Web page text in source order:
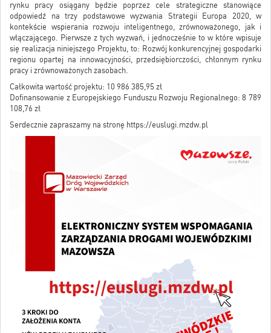
rynku pracy osiągany będzie poprzez cele strategiczne stanowiące
odpowiedź na trzy podstawowe wyzwania Strategii Europa 2020, w
kontekście wspierania rozwoju inteligentnego, zrównoważonego, jak i
włączającego. Pierwsze z tych wyzwań, i jednocześnie to w które wpisuje
się realizacja niniejszego Projektu, to: Rozwój konkurencyjnej gospodarki
regionu opartej na innowacyjności, przedsiębiorczości, chłonnym rynku
pracy i zrównoważonych zasobach.
Całkowita wartość projektu: 10 986 385,95 zł
Dofinansowanie z Europejskiego Funduszu Rozwoju Regionalnego: 8 789
108,76 zł
Serdecznie zapraszamy na stronę https://euslugi.mzdw.pl